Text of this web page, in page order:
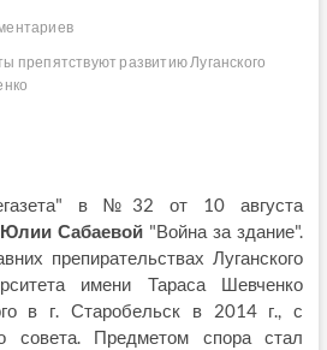
препятствуют развитию Луганского
в №32 от 10 августа
Сабаевой"Война за здание".
препирательствах Луганского
имени Тараса Шевченко
в г. Старобельск в 2014 г., с
совета. Предметом спора стал